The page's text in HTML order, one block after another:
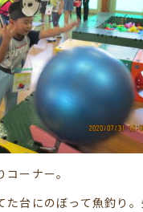
ーナー。
た台にのぼって魚釣り